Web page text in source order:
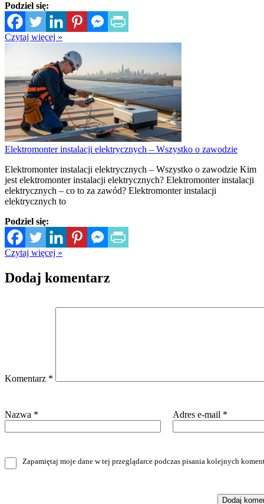
Podziel się:
Czytaj więcej »
Elektromonter instalacji elektrycznych – Wszystko o zawodzie
Elektromonter instalacji elektrycznych – Wszystko o zawodzie Kim
jest elektromonter instalacji elektrycznych? Elektromonter instalacji
elektrycznych – co to za zawód? Elektromonter instalacji
elektrycznych to
Podziel się:
Czytaj więcej »
Dodaj komentarz
Komentarz *
Nazwa * Adres e-mail *
Zapamiętaj moje dane w tej przeglądarce podczas pisania kolejnych